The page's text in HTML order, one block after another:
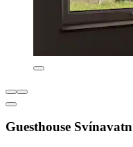
Guesthouse Svínavatn